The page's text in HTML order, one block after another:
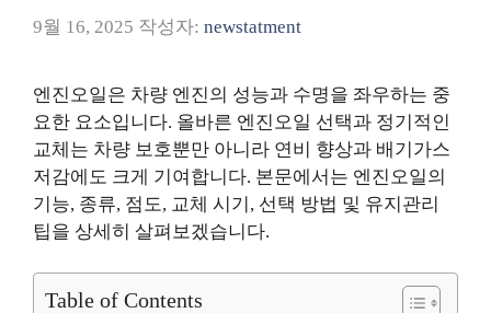
9월 16, 2025 작성자: newstatment
엔진오일은 차량 엔진의 성능과 수명을 좌우하는 중
요한 요소입니다. 올바른 엔진오일 선택과 정기적인
교체는 차량 보호뿐만 아니라 연비 향상과 배기가스
저감에도 크게 기여합니다. 본문에서는 엔진오일의
기능, 종류, 점도, 교체 시기, 선택 방법 및 유지관리
팁을 상세히 살펴보겠습니다.
Table of Contents